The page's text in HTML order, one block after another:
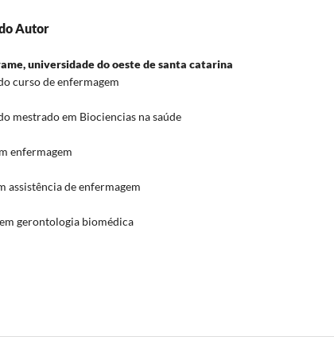
Autor
universidade do oeste de santa catarina
curso de enfermagem
mestrado em Biociencias na saúde
enfermagem
assistência de enfermagem
gerontologia biomédica